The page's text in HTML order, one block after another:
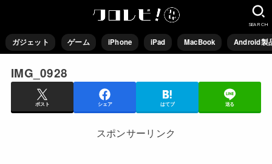
ガジェット ゲーム iPhone iPad MacBook Android製
SEARCH
IMG_0928
ポスト シェア はてブ 送る
スポンサーリンク